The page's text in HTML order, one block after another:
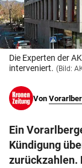
© Krone
Muthgasse 2,
Die Experten der
interveniert. (Bild:
Von
Ein
Kündigung
zurückzahlen.